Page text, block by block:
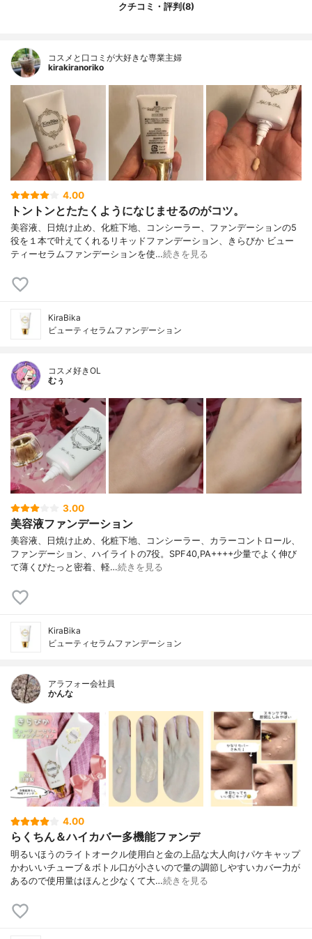
ルヘキシルグリセリン、カプリル酸グリセ
卵殻膜、アルブチン、パルミチン酸レチノ
タンガム、マルトデキストリン、ベヘニル
アルコール、コーン油、ペンタステアリン
酸ポリグリセリル－１０、ステアロイルラ
クチレートＮａ、ＰＶＰ、セラミドＮＰ、
プラセンタエキス（ウマ）、セラミドＮ
Ｇ、セラミドＡＰ、フィトスフィンゴシ
ン、マンニトール、水溶性プロテオグリカ
ン、ヒトオリゴペプチド－１２、フラーレ
ド－１、ザクロ種子細胞培養溶解質、エー
デルワイスカルス培養エキス、レシチン、
フェノキシエタノール、酸化鉄、ジミリス
チン酸Ａｌ
クチコミ・評判(8)
コスメと口コミが大好きな専業主婦
kirakiranoriko
4.00
トントンとたたくようになじませるのがコツ。
美容液、日焼け止め、化粧下地、コンシーラー、ファンデーションの5
役を１本で叶えてくれるリキッドファンデーション、きらびか ビュー
ティーセラムファンデーションを使…続きを見る
KiraBika
ビューティセラムファンデーション
コスメ好きOL
むぅ
3.00
美容液ファンデーション
美容液、日焼け止め、化粧下地、コンシーラー、カラーコントロール、
ファンデーション、ハイライトの7役。SPF40,PA++++少量でよく伸び
て薄くぴたっと密着、軽…続きを見る
KiraBika
ビューティセラムファンデーション
アラフォー会社員
かんな
4.00
らくちん＆ハイカバー多機能ファンデ
明るいほうのライトオークル使用白と金の上品な大人向けパケキャップ
かわいいチューブ＆ボトル口が小さいので量の調節しやすいカバー力が
あるので使用量はほんと少なくて大…続きを見る